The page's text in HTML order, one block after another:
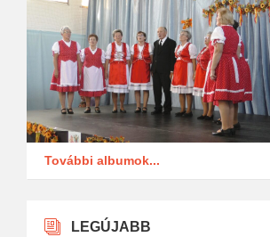
További albumok...
LEGÚJABB